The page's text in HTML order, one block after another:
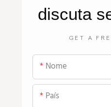
discuta
GET A
Nome
País